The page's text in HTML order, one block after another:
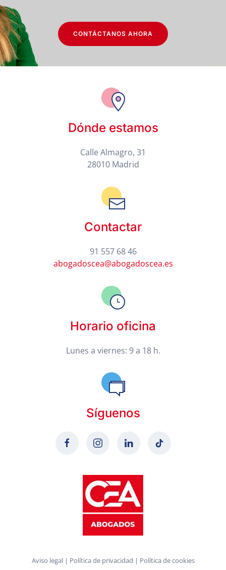
CONTÁCTANOS AHORA
Dónde estamos
Calle Almagro, 31
28010 Madrid
Contactar
91 557 68 46
abogadoscea@abogadoscea.es
Horario oficina
Lunes a viernes: 9 a 18 h.
Síguenos
Aviso legal| Política de privacidad | Política de cookies